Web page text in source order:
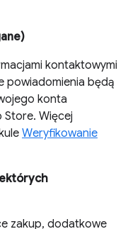
kontaktowymi
powiadomienia będą
konta
Więcej
Weryfikowanie
zakup, dodatkowe